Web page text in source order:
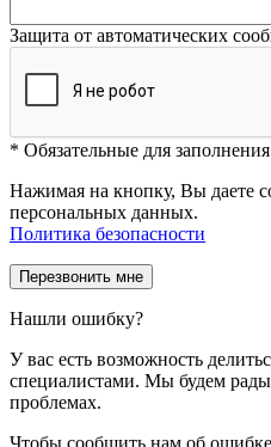
Защита от автоматических
* Обязательные для
Нажимая на кнопку, Вы даете
персональных данных.
Политика безопасности
Нашли ошибку?
У вас есть возможность
специалистами. Мы будем
проблемах.
Чтобы сообщить нам об